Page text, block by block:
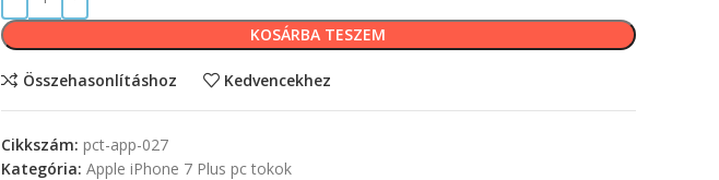
KOSÁRBA TESZEM
Összehasonlításhoz Kedvencekhez
Cikkszám: pct-app-027
Kategória: Apple iPhone 7 Plus pc tokok